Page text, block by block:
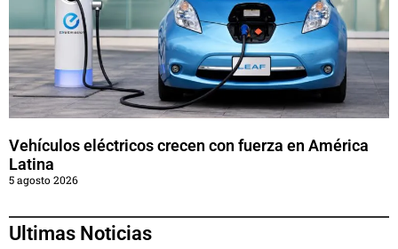
Vehículos eléctricos crecen con fuerza en América
Latina
5 agosto 2026
Ultimas Noticias